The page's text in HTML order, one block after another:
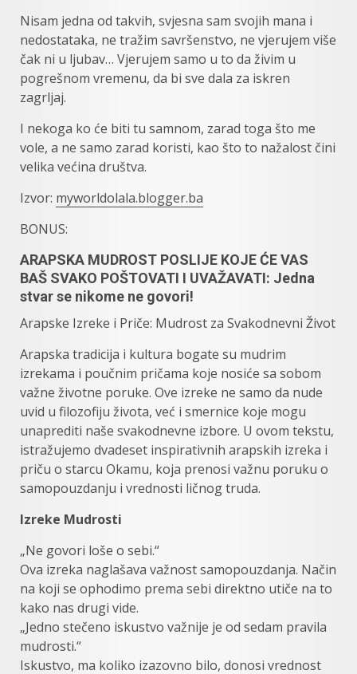
Nisam jedna od takvih, svjesna sam svojih mana i
nedostataka, ne tražim savršenstvo, ne vjerujem više
čak ni u ljubav… Vjerujem samo u to da živim u
pogrešnom vremenu, da bi sve dala za iskren
zagrljaj.
I nekoga ko će biti tu samnom, zarad toga što me
vole, a ne samo zarad koristi, kao što to nažalost čini
velika većina društva.
Izvor: myworldolala.blogger.ba
BONUS:
ARAPSKA MUDROST POSLIJE KOJE ĆE VAS
BAŠ SVAKO POŠTOVATI I UVAŽAVATI: Jedna
stvar se nikome ne govori!
Arapske Izreke i Priče: Mudrost za Svakodnevni Život
Arapska tradicija i kultura bogate su mudrim
izrekama i poučnim pričama koje nosiće sa sobom
važne životne poruke. Ove izreke ne samo da nude
uvid u filozofiju života, već i smernice koje mogu
unaprediti naše svakodnevne izbore. U ovom tekstu,
istražujemo dvadeset inspirativnih arapskih izreka i
priču o starcu Okamu, koja prenosi važnu poruku o
samopouzdanju i vrednosti ličnog truda.
Izreke Mudrosti
„Ne govori loše o sebi.“
Ova izreka naglašava važnost samopouzdanja. Način
na koji se ophodimo prema sebi direktno utiče na to
kako nas drugi vide.
„Jedno stečeno iskustvo važnije je od sedam pravila
mudrosti.“
Iskustvo, ma koliko izazovno bilo, donosi vrednost